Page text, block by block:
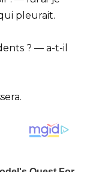
pleurait.
? — a-t-il